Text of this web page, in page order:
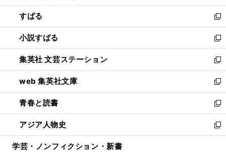
開
く
ウ
で
開
く
ン
ド
ウ
で
開
く
すばる
新
し
い
ウ
ィ
ン
ド
ウ
で
開
く
小説すばる
新
し
い
ウ
ィ
ン
ド
ウ
で
開
集英社 文芸ステーション
新
し
い
ウ
ィ
ン
ド
ウ
web 集英社文庫
新
し
い
ウ
ィ
ン
青春と読書
新
し
い
ウ
アジア人物史
新
し
学芸・ノンフィクション・新書